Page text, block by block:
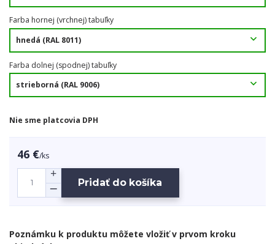
Farba hornej (vrchnej) tabuľky
Farba dolnej (spodnej) tabuľky
Nie sme platcovia DPH
46 €/ks
Pridať do košíka